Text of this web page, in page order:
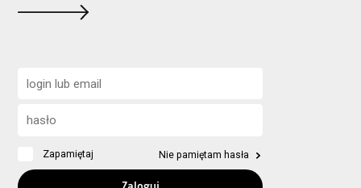
Zapamiętaj Nie pamiętam hasła